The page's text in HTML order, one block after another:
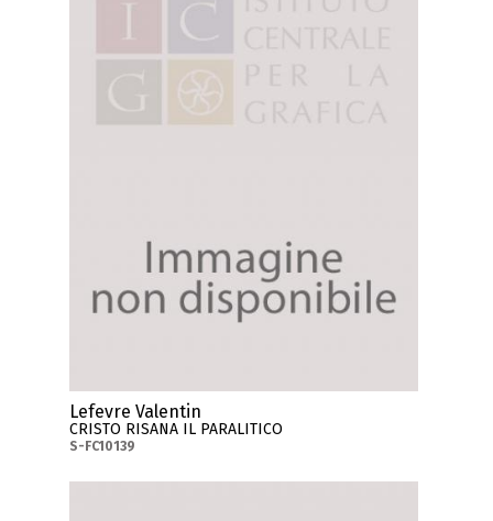
Lefevre Valentin
CRISTO RISANA IL PARALITICO
S-FC10139